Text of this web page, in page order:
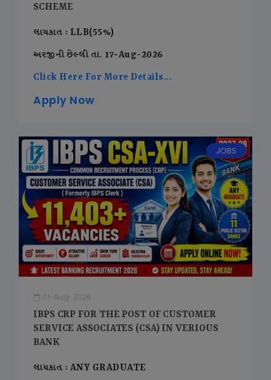
SCHEME
લાયકાત : LLB(55%)
અરજીની છેલ્લી તા. 17-Aug-2026
Click Here For More Details...
Apply Now
JOBS
01-Aug-2026
IBPS CRP FOR THE POST OF CUSTOMER
SERVICE ASSOCIATES (CSA) IN VERIOUS
BANK
લાયકાત : ANY GRADUATE